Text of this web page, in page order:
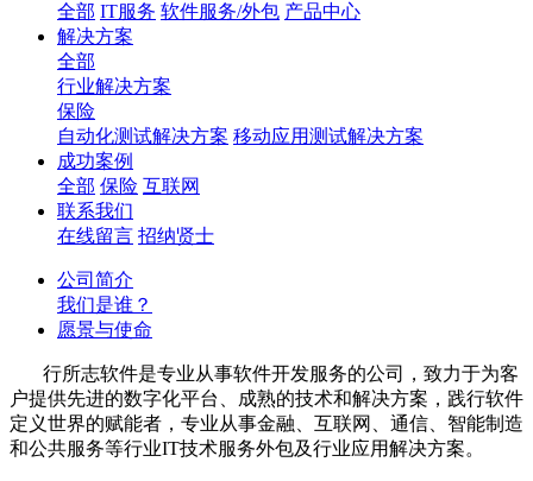
全部 IT服务 软件服务/外包 产品中心
解决方案
全部
行业解决方案
保险
自动化测试解决方案 移动应用测试解决方案
成功案例
全部 保险 互联网
联系我们
在线留言 招纳贤士
公司简介
我们是谁？
愿景与使命
行所志软件是专业从事软件开发服务的公司，致力于为客
户提供先进的数字化平台、成熟的技术和解决方案，践行软件
定义世界的赋能者，专业从事金融、互联网、通信、智能制造
和公共服务等行业IT技术服务外包及行业应用解决方案。